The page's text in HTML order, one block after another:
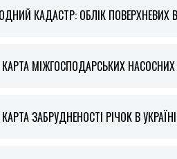
КАДАСТР: ОБЛІК ПОВЕРХНЕВИХ
КАРТА МІЖГОСПОДАРСЬКИХ
ЗАБРУДНЕНОСТІ РІЧОК В УКРАЇНІ